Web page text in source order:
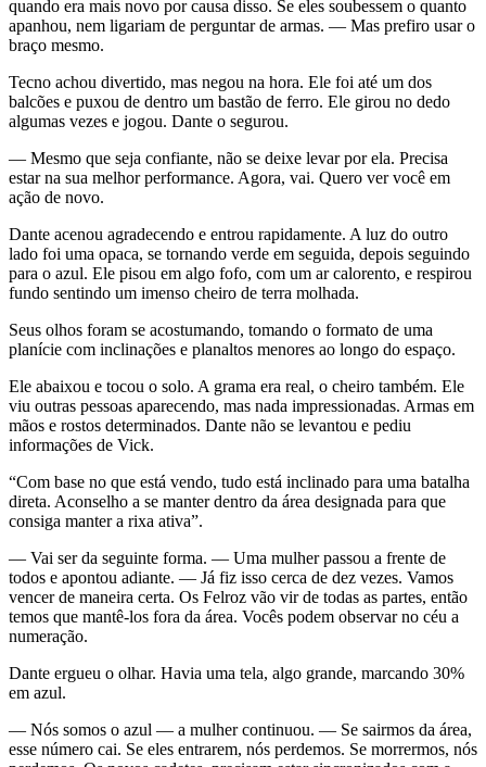
quando era mais novo por causa disso. Se eles soubessem o quanto
apanhou, nem ligariam de perguntar de armas. — Mas prefiro usar o
braço mesmo.
Tecno achou divertido, mas negou na hora. Ele foi até um dos
balcões e puxou de dentro um bastão de ferro. Ele girou no dedo
algumas vezes e jogou. Dante o segurou.
— Mesmo que seja confiante, não se deixe levar por ela. Precisa
estar na sua melhor performance. Agora, vai. Quero ver você em
ação de novo.
Dante acenou agradecendo e entrou rapidamente. A luz do outro
lado foi uma opaca, se tornando verde em seguida, depois seguindo
para o azul. Ele pisou em algo fofo, com um ar calorento, e respirou
fundo sentindo um imenso cheiro de terra molhada.
Seus olhos foram se acostumando, tomando o formato de uma
planície com inclinações e planaltos menores ao longo do espaço.
Ele abaixou e tocou o solo. A grama era real, o cheiro também. Ele
viu outras pessoas aparecendo, mas nada impressionadas. Armas em
mãos e rostos determinados. Dante não se levantou e pediu
informações de Vick.
“Com base no que está vendo, tudo está inclinado para uma batalha
direta. Aconselho a se manter dentro da área designada para que
consiga manter a rixa ativa”.
— Vai ser da seguinte forma. — Uma mulher passou a frente de
todos e apontou adiante. — Já fiz isso cerca de dez vezes. Vamos
vencer de maneira certa. Os Felroz vão vir de todas as partes, então
temos que mantê-los fora da área. Vocês podem observar no céu a
numeração.
Dante ergueu o olhar. Havia uma tela, algo grande, marcando 30%
em azul.
— Nós somos o azul — a mulher continuou. — Se sairmos da área,
esse número cai. Se eles entrarem, nós perdemos. Se morrermos, nós